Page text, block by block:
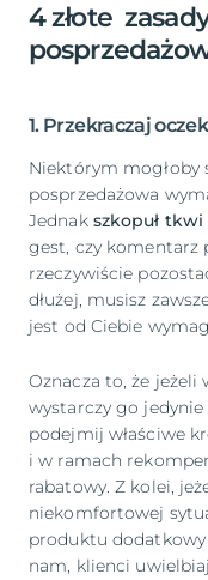
4 złote
1. Przekraczaj
Niektórym mogłoby
posprzedażowa
Jednak szkopuł tkwi
gest, czy komentarz
rzeczywiście
dłużej, musisz
jest od Ciebie
Oznacza to, że
wystarczy go
podejmij właściwe
i w ramach
rabatowy. Z kolei,
niekomfortowej
produktu dodatkowy
nam, klienci